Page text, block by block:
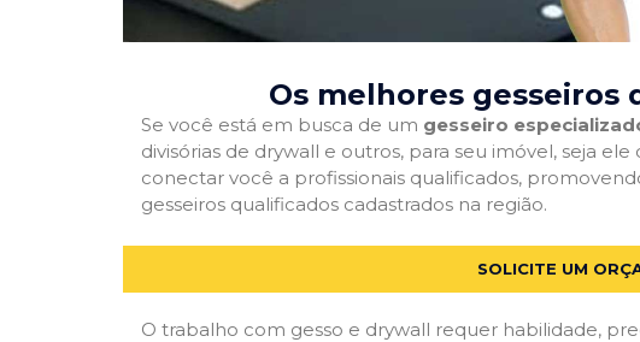
Os melhores gesseiros
Se você está em busca de um gesseiro
divisórias de drywall e outros, para seu imóvel, seja
conectar você a profissionais qualificados,
gesseiros qualificados cadastrados na região.
SOLICITE UM
O trabalho com gesso e drywall requer habilidade,